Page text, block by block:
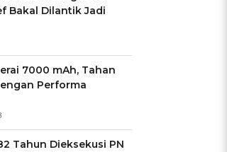
Bakal Dilantik Jadi
7000 mAh, Tahan
Performa
Tahun Dieksekusi PN